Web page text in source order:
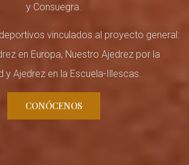
y Consuegra.
vinculados al proyecto general:
en Europa, Nuestro Ajedrez por la
y Ajedrez en la Escuela-Illescas.
CONÓCENOS